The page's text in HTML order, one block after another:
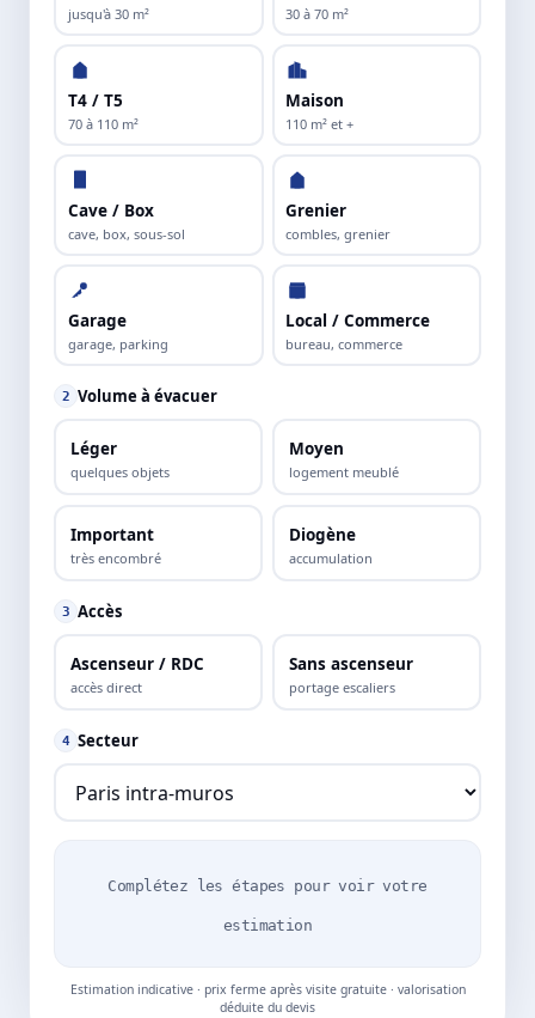
jusqu'à 30 m² 30 à 70 m²
T4 / T5
70 à 110 m²
Maison
110 m² et +
Cave / Box
cave, box, sous-sol
Grenier
combles, grenier
Garage
garage, parking
Local / Commerce
bureau, commerce
2 Volume à évacuer
Léger
quelques objets
Moyen
logement meublé
Important
très encombré
Diogène
accumulation
3 Accès
Ascenseur / RDC
accès direct
Sans ascenseur
portage escaliers
4 Secteur
Complétez les étapes pour voir votre
estimation
Estimation indicative · prix ferme après visite gratuite · valorisation
déduite du devis